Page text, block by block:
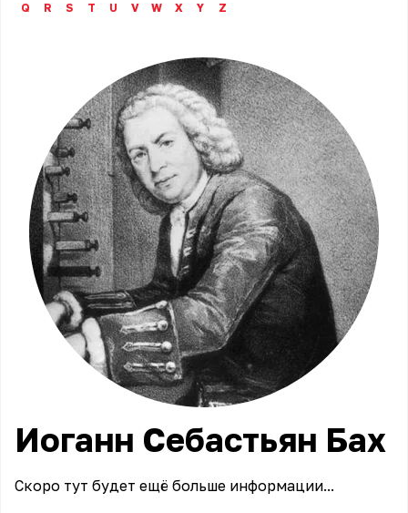
Q
R S T U V W X Y Z
Иоганн Себастьян Бах
Скоро тут будет ещё больше информации...